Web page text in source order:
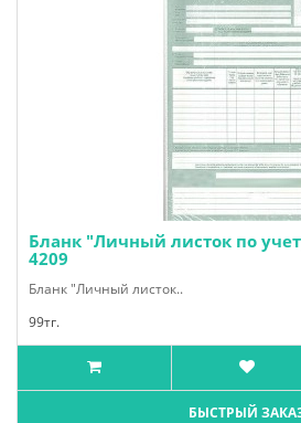
Бланк "Личный листок по
4209
Бланк "Личный листок..
99тг.
БЫСТРЫЙ